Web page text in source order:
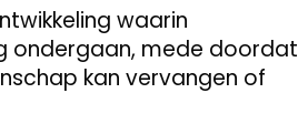
waarin
ondergaan, mede doordat
kan vervangen of